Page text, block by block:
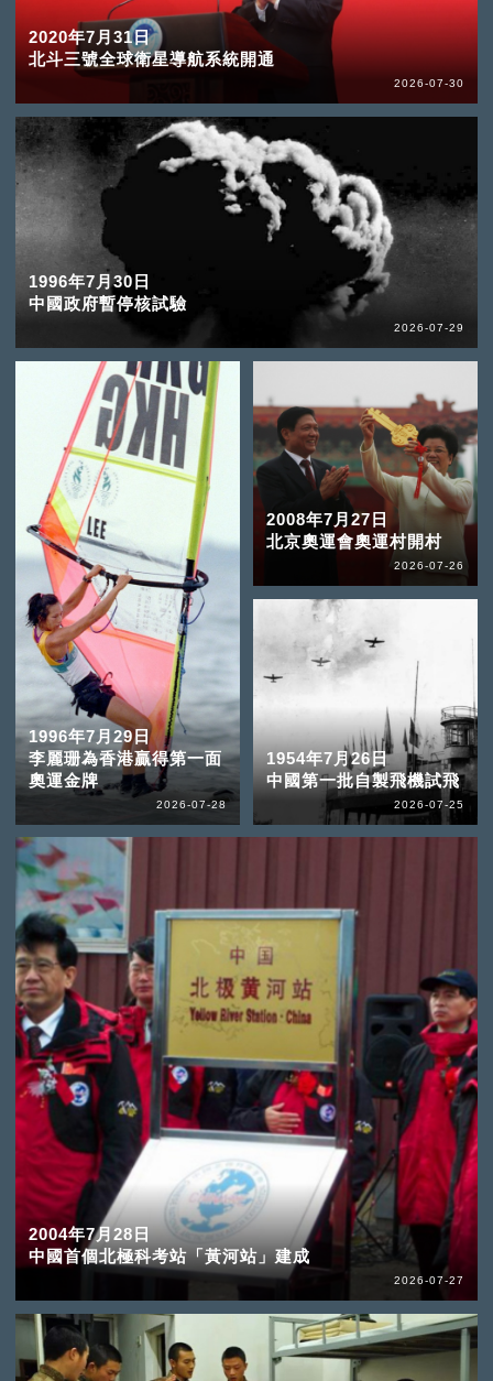
2020年7月31日
北斗三號全球衛星導航系統開通
2026-07-30
1996年7月30日
中國政府暫停核試驗
2026-07-29
1996年7月29日
李麗珊為香港贏得第一面
奧運金牌
2026-07-28
2004年7月28日
中國首個北極科考站「黃河站」建成
2026-07-27
2008年7月27日
北京奧運會奧運村開村
2026-07-26
1954年7月26日
中國第一批自製飛機試飛
2026-07-25